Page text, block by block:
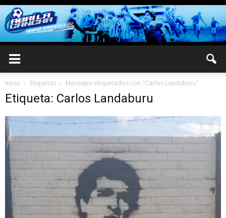
Inicio Etiquetas Mensajes etiquetados con "Carlos Landaburu"
Etiqueta: Carlos Landaburu